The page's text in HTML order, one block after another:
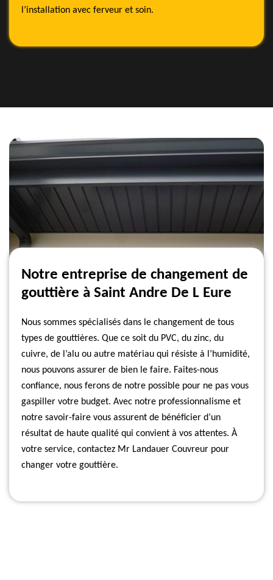
l’installation avec ferveur et soin.
Notre entreprise de changement de
gouttière à Saint Andre De L Eure
Nous sommes spécialisés dans le changement de tous
types de gouttières. Que ce soit du PVC, du zinc, du
cuivre, de l’alu ou autre matériau qui résiste à l’humidité,
nous pouvons assurer de bien le faire. Faites-nous
confiance, nous ferons de notre possible pour ne pas vous
gaspiller votre budget. Avec notre professionnalisme et
notre savoir-faire vous assurent de bénéficier d’un
résultat de haute qualité qui convient à vos attentes. À
votre service, contactez Mr Landauer Couvreur pour
changer votre gouttière.